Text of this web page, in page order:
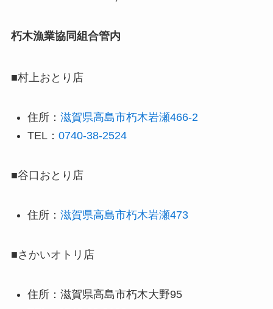
朽木漁業協同組合管内
■村上おとり店
住所： 滋賀県高島市朽木岩瀬466-2
TEL： 0740-38-2524
■谷口おとり店
住所： 滋賀県高島市朽木岩瀬473
■さかいオトリ店
住所：滋賀県高島市朽木大野95